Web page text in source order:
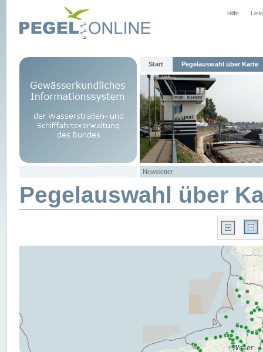
Hilfe
Start Pegelauswahl über Karte
Newsletter
Pegelauswahl über